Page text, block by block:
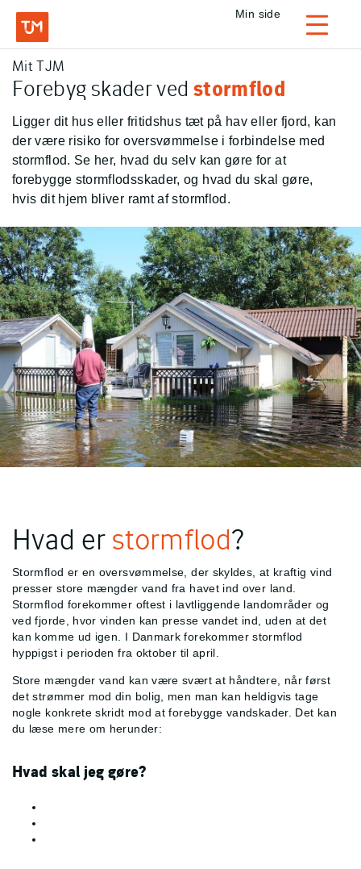
Privat
Login
Min side
TJM Forsikring – Gå til forside
Mit TJM
Forebyg skader ved stormflod
Ligger dit hus eller fritidshus tæt på hav eller fjord, kan
der være risiko for oversvømmelse i forbindelse med
stormflod. Se her, hvad du selv kan gøre for at
forebygge stormflodsskader, og hvad du skal gøre,
hvis dit hjem bliver ramt af stormflod.
Hvad er stormflod?
Stormflod er en oversvømmelse, der skyldes, at kraftig vind
presser store mængder vand fra havet ind over land.
Stormflod forekommer oftest i lavtliggende landområder og
ved fjorde, hvor vinden kan presse vandet ind, uden at det
kan komme ud igen. I Danmark forekommer stormflod
hyppigst i perioden fra oktober til april.
Store mængder vand kan være svært at håndtere, når først
det strømmer mod din bolig, men man kan heldigvis tage
nogle konkrete skridt mod at forebygge vandskader. Det kan
du læse mere om herunder:
Hvad skal jeg gøre?